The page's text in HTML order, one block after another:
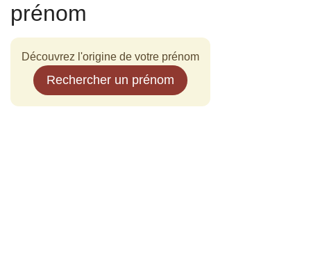
prénom
Découvrez l'origine de votre prénom
Rechercher un prénom